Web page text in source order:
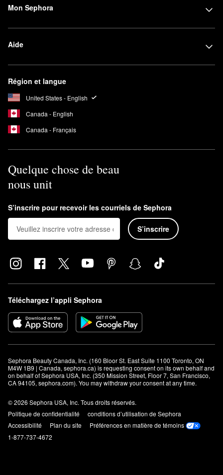
Mon Sephora
Aide
Région et langue
United States - English
Canada - English
Canada - Français
Quelque chose de beau
nous unit
S’inscrire pour recevoir les courriels de Sephora
S’inscrire
Téléchargez l’appli Sephora
Sephora Beauty Canada, Inc. (160 Bloor St. East Suite 1100 Toronto, ON
M4W 1B9 | Canada, sephora.ca) is requesting consent on its own behalf and
on behalf of Sephora USA, Inc. (350 Mission Street, Floor 7, San Francisco,
CA 94105, sephora.com). You may withdraw your consent at any time.
© 2026 Sephora USA, Inc. Tous droits réservés.
Politique de confidentialité
conditions d’utilisation de Sephora
Accessibilité
Plan du site
Préférences en matière de témoins
1-877-737-4672